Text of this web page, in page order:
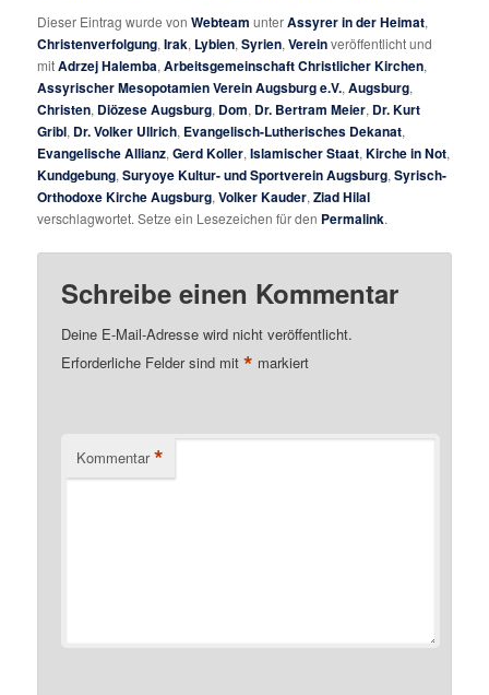
Dieser Eintrag wurde vonWebteam unterAssyrer in der Heimat,
Christenverfolgung,Irak, Lybien,Syrien,Vereinveröffentlicht und
mitAdrzej Halemba,Arbeitsgemeinschaft Christlicher Kirchen,
Assyrischer Mesopotamien Verein Augsburg e.V.,Augsburg,
Christen, Diözese Augsburg, Dom, Dr. Bertram Meier, Dr. Kurt
Gribl, Dr. Volker Ullrich, Evangelisch-Lutherisches Dekanat,
Evangelische Allianz,Gerd Koller,Islamischer Staat,Kirche in Not,
Kundgebung,Suryoye Kultur- und Sportverein Augsburg,Syrisch-
Orthodoxe Kirche Augsburg,Volker Kauder,Ziad Hilal
verschlagwortet. Setze ein Lesezeichen für den Permalink.
Schreibe einen Kommentar
Deine E-Mail-Adresse wird nicht veröffentlicht.
Erforderliche Felder sind mit* markiert
Kommentar *